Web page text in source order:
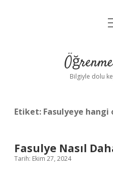
Bilgiyle dolu
Etiket: Fasulyeye hangi
Fasulye Nasıl
Tarih: Ekim 27, 2024